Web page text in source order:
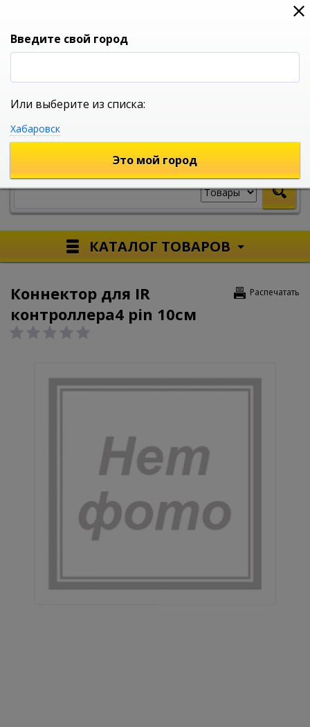
0
УНИВЕРСАЛЬНЫЙ ИНТЕРНЕТ МАГАЗИН
КАТАЛОГ ТОВАРОВ
Распечатать
Коннектор для IR
контроллера4 pin 10см
Введите свой город
Или выберите из списка:
Хабаровск
Это мой город